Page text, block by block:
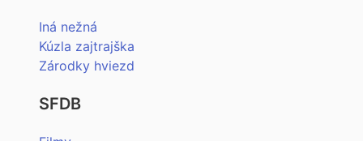
Iná nežná
Kúzla zajtrajška
Zárodky hviezd
SFDB